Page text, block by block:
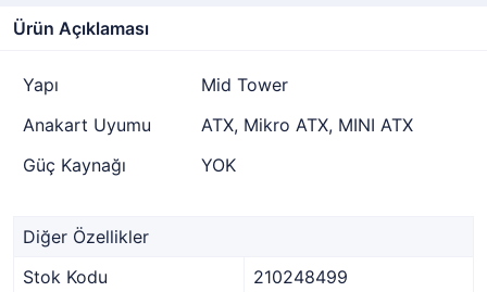
Ürün Açıklaması
Yapı
Mid Tower
Anakart Uyumu
ATX, Mikro ATX, MINI ATX
Güç Kaynağı
YOK
Diğer Özellikler
Stok Kodu
210248499